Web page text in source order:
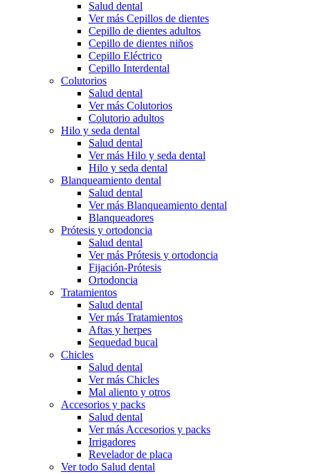
Salud dental
Ver más Cepillos de dientes
Cepillo de dientes adultos
Cepillo de dientes niños
Cepillo Eléctrico
Cepillo Interdental
Colutorios
Salud dental
Ver más Colutorios
Colutorio adultos
Hilo y seda dental
Salud dental
Ver más Hilo y seda dental
Hilo y seda dental
Blanqueamiento dental
Salud dental
Ver más Blanqueamiento dental
Blanqueadores
Prótesis y ortodoncia
Salud dental
Ver más Prótesis y ortodoncia
Fijación-Prótesis
Ortodoncia
Tratamientos
Salud dental
Ver más Tratamientos
Aftas y herpes
Sequedad bucal
Chicles
Salud dental
Ver más Chicles
Mal aliento y otros
Accesorios y packs
Salud dental
Ver más Accesorios y packs
Irrigadores
Revelador de placa
Ver todo Salud dental